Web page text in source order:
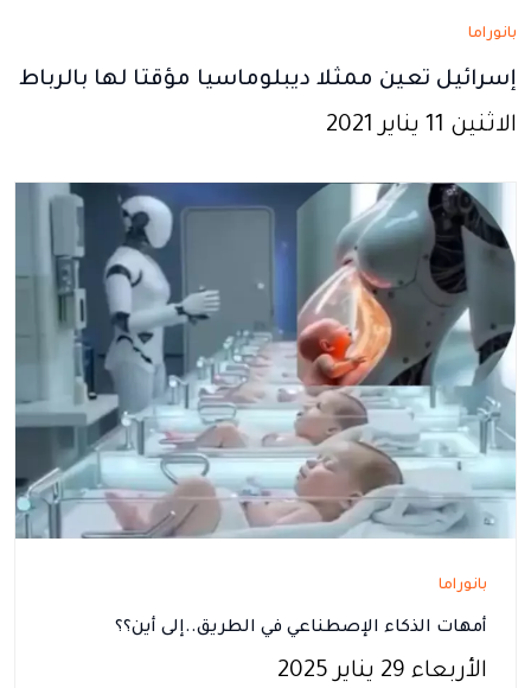
بانوراما
إسرائيل تعين ممثلا ديبلوماسيا مؤقتا لها بالرباط
الاثنين 11 يناير 2021
بانوراما
أمهات الذكاء الإصطناعي في الطريق..إلى أين؟؟
الأربعاء 29 يناير 2025